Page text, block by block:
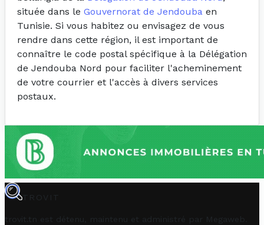
située dans le Gouvernorat de Jendouba en
Tunisie. Si vous habitez ou envisagez de vous
rendre dans cette région, il est important de
connaître le code postal spécifique à la Délégation
de Jendouba Nord pour faciliter l'acheminement
de votre courrier et l'accès à divers services
postaux.
TROVIT
trovit.tn est détenu, maintenu et administré par Megaweb